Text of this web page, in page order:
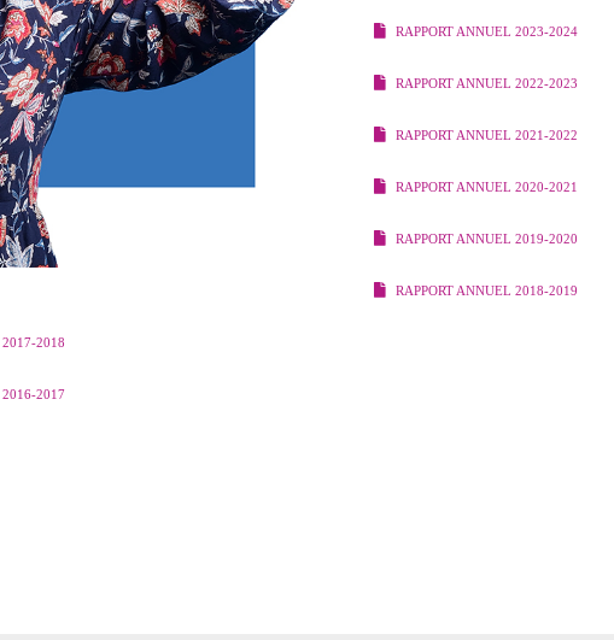
RAPPORT ANNUEL 2023-2024
RAPPORT ANNUEL 2022-2023
RAPPORT ANNUEL 2021-2022
RAPPORT ANNUEL 2020-2021
RAPPORT ANNUEL 2019-2020
RAPPORT ANNUEL 2018-2019
2017-2018
2016-2017